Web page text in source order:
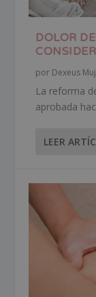
DOLOR
por Dexeus
La reforma
aprobada
LEER